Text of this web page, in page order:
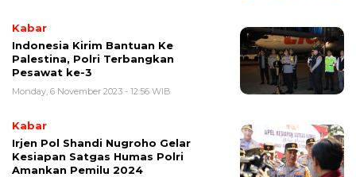
Kabar
Indonesia Kirim Bantuan Ke
Palestina, Polri Terbangkan
Pesawat ke-3
Monday, 6 November 2023 - 12:56 WIB
Kabar
Irjen Pol Shandi Nugroho Gelar
Kesiapan Satgas Humas Polri
Amankan Pemilu 2024